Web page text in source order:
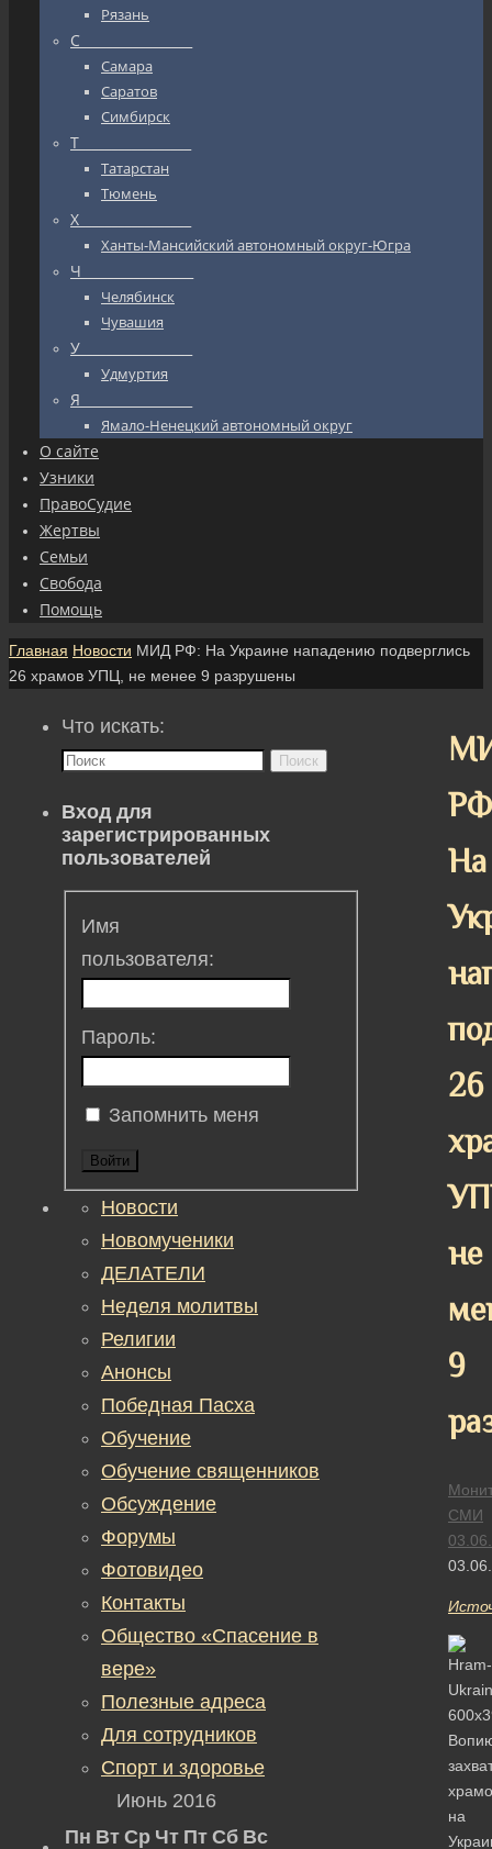
Рязань
С_________________
Самара
Саратов
Симбирск
Т_________________
Татарстан
Тюмень
Х_________________
Ханты-Мансийский автономный округ-Югра
Ч_________________
Челябинск
Чувашия
У_________________
Удмуртия
Я_________________
Ямало-Ненецкий автономный округ
О сайте
Узники
ПравоСудие
Жертвы
Семьи
Свобода
Помощь
Главная Новости МИД РФ: На Украине нападению подверглись
26 храмов УПЦ, не менее 9 разрушены
На
26
не
9
СМИ
на
Что искать:
Поиск
Вход для
зарегистрированных
пользователей
Имя
пользователя:
Пароль:
Запомнить меня
Войти
Новости
Новомученики
ДЕЛАТЕЛИ
Неделя молитвы
Религии
Анонсы
Победная Пасха
Обучение
Обучение священников
Обсуждение
Форумы
Фотовидео
Контакты
Общество «Спасение в
вере»
Полезные адреса
Для сотрудников
Спорт и здоровье
Июнь 2016
Пн Вт Ср Чт Пт Сб Вс